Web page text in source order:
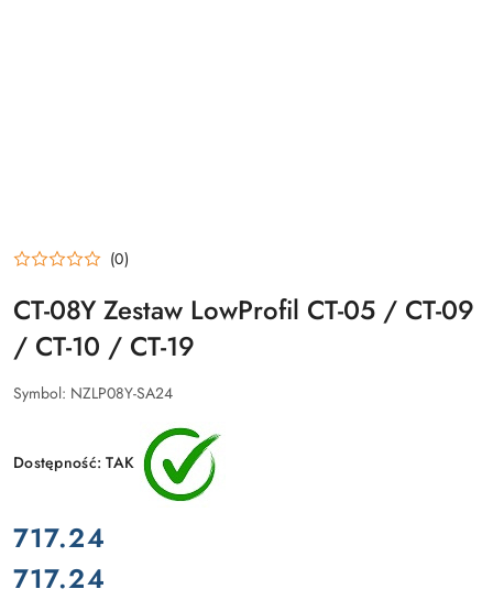
(0)
CT-08Y Zestaw LowProfil CT-05 / CT-09
/ CT-10 / CT-19
Symbol: NZLP08Y-SA24
Dostępność:TAK
cena:
717.24
Cena:
717.24